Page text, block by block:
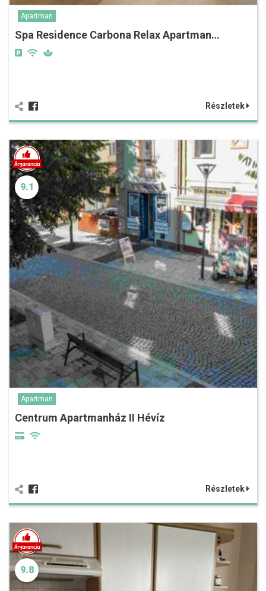
Apartman
Spa Residence Carbona Relax Apartman…
Részletek
9.1
Apartman
Centrum Apartmanház II Hévíz
Részletek
9.8